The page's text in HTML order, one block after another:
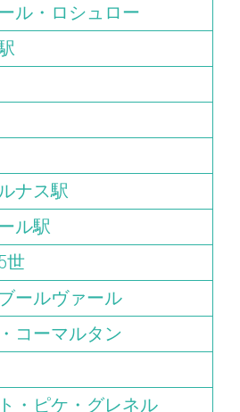
ル・ロシュロー
ナス駅
ル駅
世
ールヴァール
コーマルタン
・ピケ・グレネル